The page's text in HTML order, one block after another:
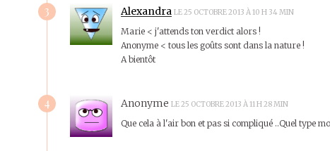
3 Alexandra LE 25 OCTOBRE 2013 À 10 H 34 MIN
Marie < j'attends ton verdict alors !
Anonyme < tous les goûts sont dans la nature !
A bientôt
4 Anonyme LE 25 OCTOBRE 2013 À 11 H 28 MIN
Que cela à l'air bon et pas si compliqué ..Quel type